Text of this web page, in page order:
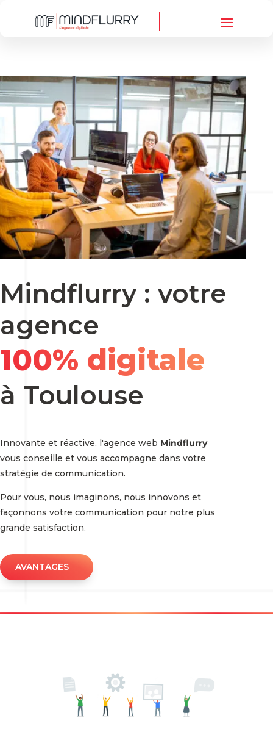
Mindflurry : votre
agence
100% digitale
à Toulouse
Innovante et réactive, l'agence web Mindflurry
vous conseille et vous accompagne dans votre
stratégie de communication.
Pour vous, nous imaginons, nous innovons et
façonnons votre communication pour notre plus
grande satisfaction.
AVANTAGES